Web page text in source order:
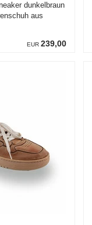
EUR 239,00
dunkelbraun
aus